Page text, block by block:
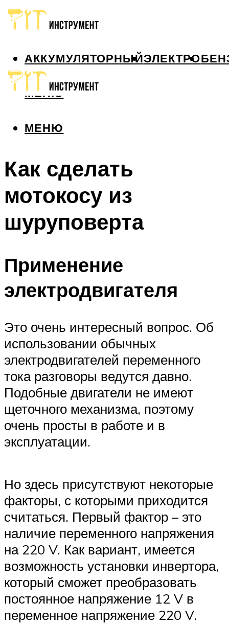
АККУМУЛЯТОРНЫЙЭЛЕКТРО
МЕНЮ
МЕНЮ
Как сделать
мотокосу из
шуруповерта
Применение
электродвигателя
Это очень интересный вопрос. Об
использовании обычных
электродвигателей переменного
тока разговоры ведутся давно.
Подобные двигатели не имеют
щеточного механизма, поэтому
очень просты в работе и в
эксплуатации.
Но здесь присутствуют некоторые
факторы, с которыми приходится
считаться. Первый фактор – это
наличие переменного напряжения
на 220 V. Как вариант, имеется
возможность установки инвертора,
который сможет преобразовать
постоянное напряжение 12 V в
переменное напряжение 220 V.